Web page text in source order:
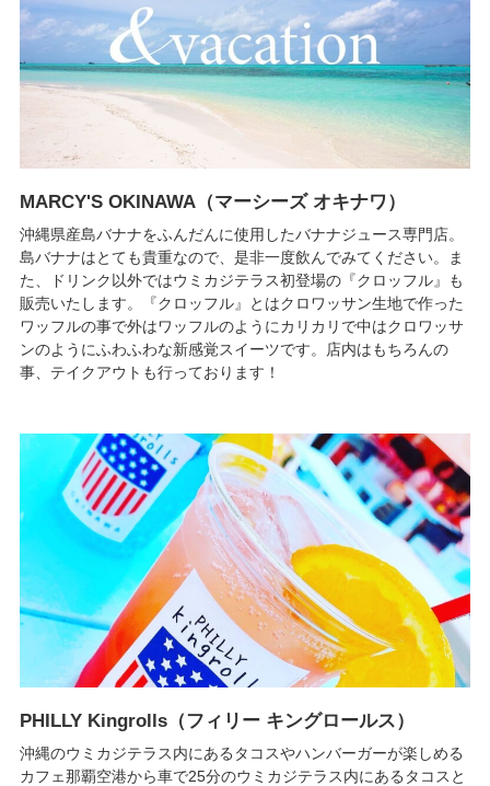
MARCY'S OKINAWA（マーシーズ オキナワ）
沖縄県産島バナナをふんだんに使用したバナナジュース専門店。
島バナナはとても貴重なので、是非一度飲んでみてください。ま
た、ドリンク以外ではウミカジテラス初登場の『クロッフル』も
販売いたします。『クロッフル』とはクロワッサン生地で作った
ワッフルの事で外はワッフルのようにカリカリで中はクロワッサ
ンのようにふわふわな新感覚スイーツです。店内はもちろんの
事、テイクアウトも行っております！
PHILLY Kingrolls（フィリー キングロールス）
沖縄のウミカジテラス内にあるタコスやハンバーガーが楽しめる
カフェ那覇空港から車で25分のウミカジテラス内にあるタコスと